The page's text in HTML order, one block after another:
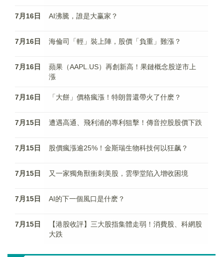
7月16日 AI沸騰，誰是大赢家？
7月16日 海倫司「輕」裝上陣，股價「負重」難漲？
7月16日
蘋果（AAPL.US）再創新高！果鏈概念股逆市上
漲
7月16日 「大餅」價格瘋漲！特朗普還帶火了什麽？
7月15日 遭遇高通、飛利浦的專利狙擊！傳音控股股價下跌
7月15日 股價瘋漲逾25%！金斯瑞生物科技何以狂飙？
7月15日 又一家獨角獸衝刺美股，雲學堂陷入增收困境
7月15日 AI的下一個風口是什麽？
7月15日
【港股收評】三大股指集體走弱！消費股、科網股
大跌